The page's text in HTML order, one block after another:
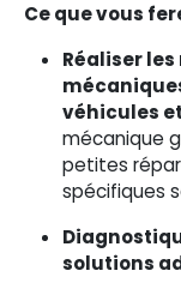
Ce que vous
Réaliser
véhicules
mécanique
petites
spécifiques
solutions